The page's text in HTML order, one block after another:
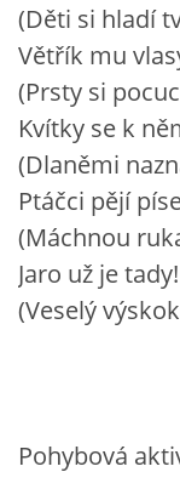
VZDĚLÁVACÍ BLOK
VZDĚLÁVACÍ BLOK
VÝTVARNÉ
VÝTVARNÉ
VÝTVARNÉ
VÝTVARNÉ
(Děti si hladí
Větřík mu
(Prsty si
Kvítky se k
(Dlaněmi
Ptáčci pějí
(Máchnou
Jaro už je tady!
(Veselý
Pohybová